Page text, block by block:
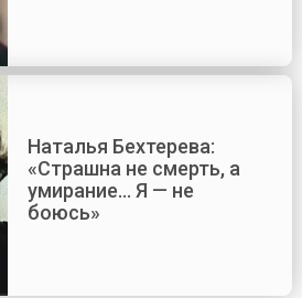
Наталья Бехтерева:
«Страшна не смерть, а
умирание... Я — не
боюсь»